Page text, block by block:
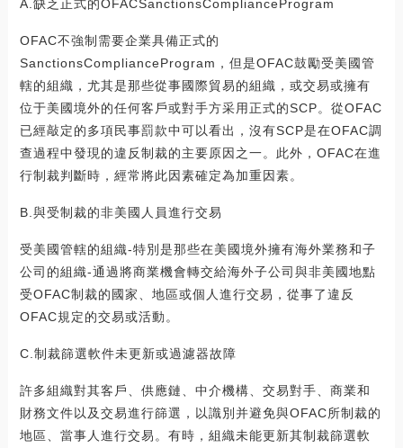
A.缺乏正式的OFACSanctionsComplianceProgram
OFAC不強制需要企業具備正式的
SanctionsComplianceProgram，但是OFAC鼓勵受美國管
轄的組織，尤其是那些從事國際貿易的組織，或交易或擁有
位于美國境外的任何客戶或對手方采用正式的SCP。從OFAC
已經敲定的多項民事罰款中可以看出，沒有SCP是在OFAC調
查過程中發現的違反制裁的主要原因之一。此外，OFAC在進
行制裁判斷時，經常將此因素確定為加重因素。
B.與受制裁的非美國人員進行交易
受美國管轄的組織-特別是那些在美國境外擁有海外業務和子
公司的組織-通過將商業機會轉交給海外子公司與非美國地點
受OFAC制裁的國家、地區或個人進行交易，從事了違反
OFAC規定的交易或活動。
C.制裁篩選軟件未更新或過濾器故障
許多組織對其客戶、供應鏈、中介機構、交易對手、商業和
財務文件以及交易進行篩選，以識別并避免與OFAC所制裁的
地區、當事人進行交易。有時，組織未能更新其制裁篩選軟